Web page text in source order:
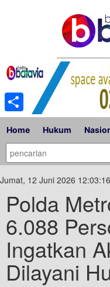
Home Hukum
Jumat, 12 Juni 2026 12:03:16
Polda
6.088
Ingatkan
Dilayani
Share